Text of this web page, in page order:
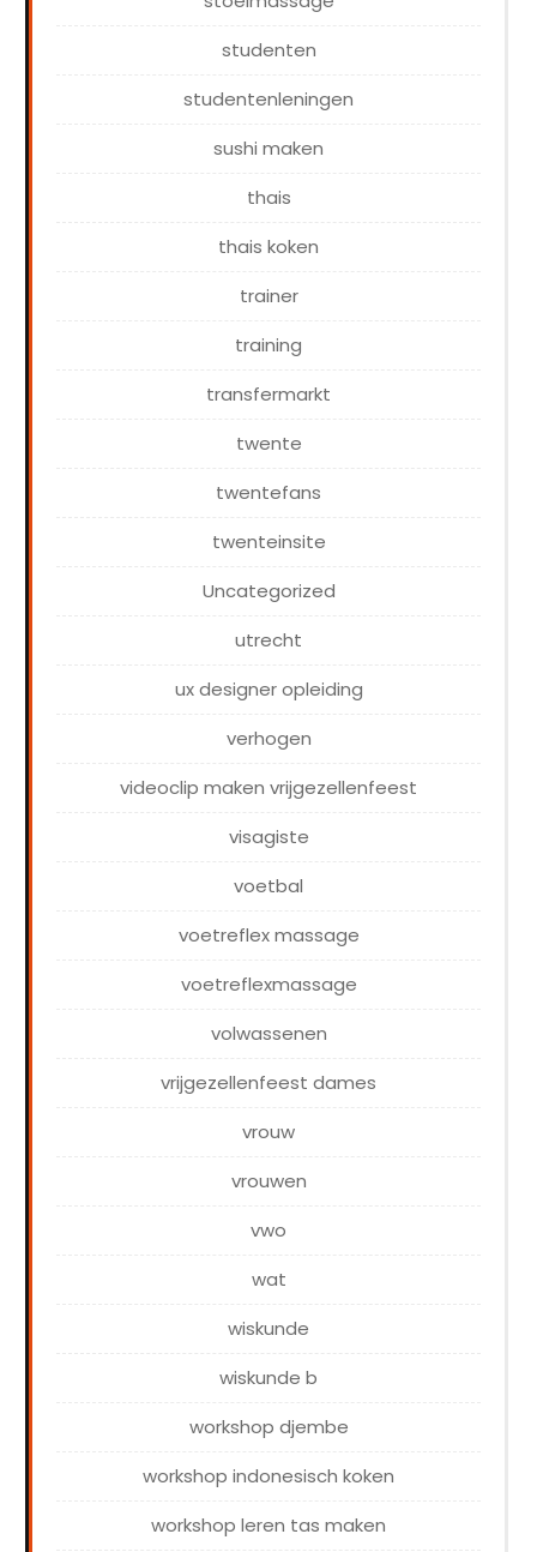
studenten
studentenleningen
sushi maken
thais
thais koken
trainer
training
transfermarkt
twente
twentefans
twenteinsite
Uncategorized
utrecht
ux designer opleiding
verhogen
videoclip maken vrijgezellenfeest
visagiste
voetbal
voetreflex massage
voetreflexmassage
volwassenen
vrijgezellenfeest dames
vrouw
vrouwen
vwo
wat
wiskunde
wiskunde b
workshop djembe
workshop indonesisch koken
workshop leren tas maken